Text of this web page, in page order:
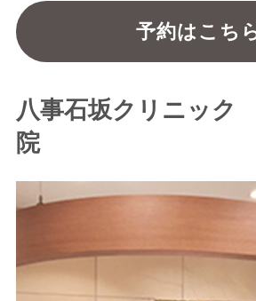
予約はこち
八事石坂クリニック
院